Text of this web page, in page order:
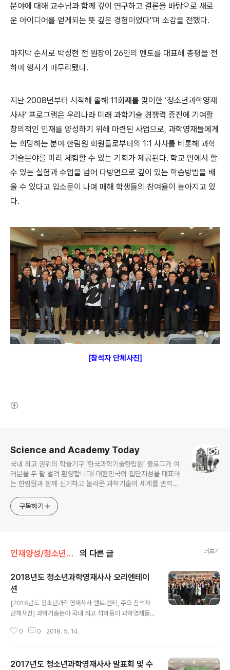
분야에 대해 교수님과 함께 깊이 연구하고 결론을 바탕으로 새로
운 아이디어를 얻게되는 뜻 깊은 경험이었다"며 소감을 전했다.
마지막 순서로 박성현 전 원장이 26인의 멘토를 대표해 총평을 전
하며 행사가 마무리됐다.
지난 2008년부터 시작해 올해 11회째를 맞이한 ‘청소년과학영재
사사’ 프로그램은 우리나라 미래 과학기술 경쟁력 증진에 기여할
창의적인 인재를 양성하기 위해 마련된 사업으로, 과학영재들에게
는 희망하는 분야 한림원 회원들로부터의 1:1 사사를 비롯해 과학
기술분야를 미리 체험할 수 있는 기회가 제공된다. 학교 안에서 할
수 있는 실험과 수업을 넘어 다방면으로 깊이 있는 학습방법을 배
울 수 있다고 입소문이 나며 매해 학생들의 참여율이 높아지고 있
다.
[참석자 단체사진]
Science and Academy Today
국내 최고 권위의 학술기구 ‘한국과학기술한림원’ 블로그가 여
러분을 두 팔 벌려 환영합니다! 대한민국의 집단지성을 대표하
는 한림원과 함께 신기하고 놀라운 과학기술의 세계를 만끽하
구독하기
인재양성/청소년과학영재사사 의 다른 글 더보기
2018년도 청소년과학영재사사 오리엔테이
션
[2018년도 청소년과학영재사사 멘토·멘티, 주요 참석자
단체사진] 과학기술분야 국내 최고 석학들이 과학영재들을
blige, 과학적 의무)’ 실천에 나선다. 우리 한림원은 지난 1
램을 시작했다. 행사에는 올해 선발된 30명의 청소년들과
0 0 2018. 5. 14.
2017년도 청소년과학영재사사 발표회 및 수